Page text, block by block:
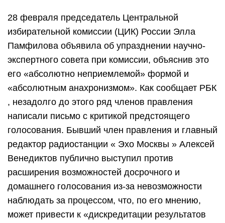
28 февраля председатель Центральной
избирательной комиссии (ЦИК) России Элла
Памфилова объявила об упразднении научно-
экспертного совета при комиссии, объяснив это
его «абсолютно неприемлемой» формой и
«абсолютным анахронизмом». Как сообщает РБК
, незадолго до этого ряд членов правления
написали письмо с критикой предстоящего
голосования. Бывший член правления и главный
редактор радиостанции « Эхо Москвы » Алексей
Венедиктов публично выступил против
расширения возможностей досрочного и
домашнего голосования из-за невозможности
наблюдать за процессом, что, по его мнению,
может привести к «дискредитации результатов